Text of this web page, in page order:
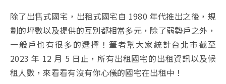
除了出售式國宅，出租式國宅自 1980 年代推出之後，規
劃的坪數以及提供的互別都相當多元，除了弱勢戶之外，
一般戶也有很多的選擇！筆者幫大家統計台北市截至
2023 年 12 月 5 日止，所有出租國宅的出租資訊以及候
租人數，來看看有沒有你心儀的國宅在出租中！